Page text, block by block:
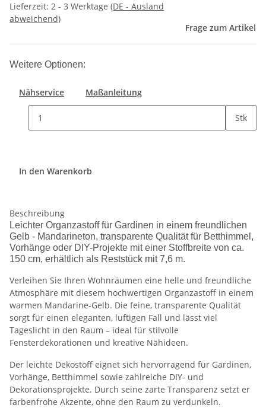
Lieferzeit: 2 - 3 Werktage (DE - Ausland
abweichend)
Frage zum Artikel
Weitere Optionen:
Nähservice Maßanleitung
Stk
In den Warenkorb
Beschreibung
Leichter Organzastoff für Gardinen in einem freundlichen
Gelb - Mandarineton, transparente Qualität für Betthimmel,
Vorhänge oder DIY-Projekte mit einer Stoffbreite von ca.
150 cm, erhältlich als Reststück mit 7,6 m.
Verleihen Sie Ihren Wohnräumen eine helle und freundliche
Atmosphäre mit diesem hochwertigen Organzastoff in einem
warmen Mandarine-Gelb. Die feine, transparente Qualität
sorgt für einen eleganten, luftigen Fall und lässt viel
Tageslicht in den Raum – ideal für stilvolle
Fensterdekorationen und kreative Nähideen.
Der leichte Dekostoff eignet sich hervorragend für Gardinen,
Vorhänge, Betthimmel sowie zahlreiche DIY- und
Dekorationsprojekte. Durch seine zarte Transparenz setzt er
farbenfrohe Akzente, ohne den Raum zu verdunkeln.